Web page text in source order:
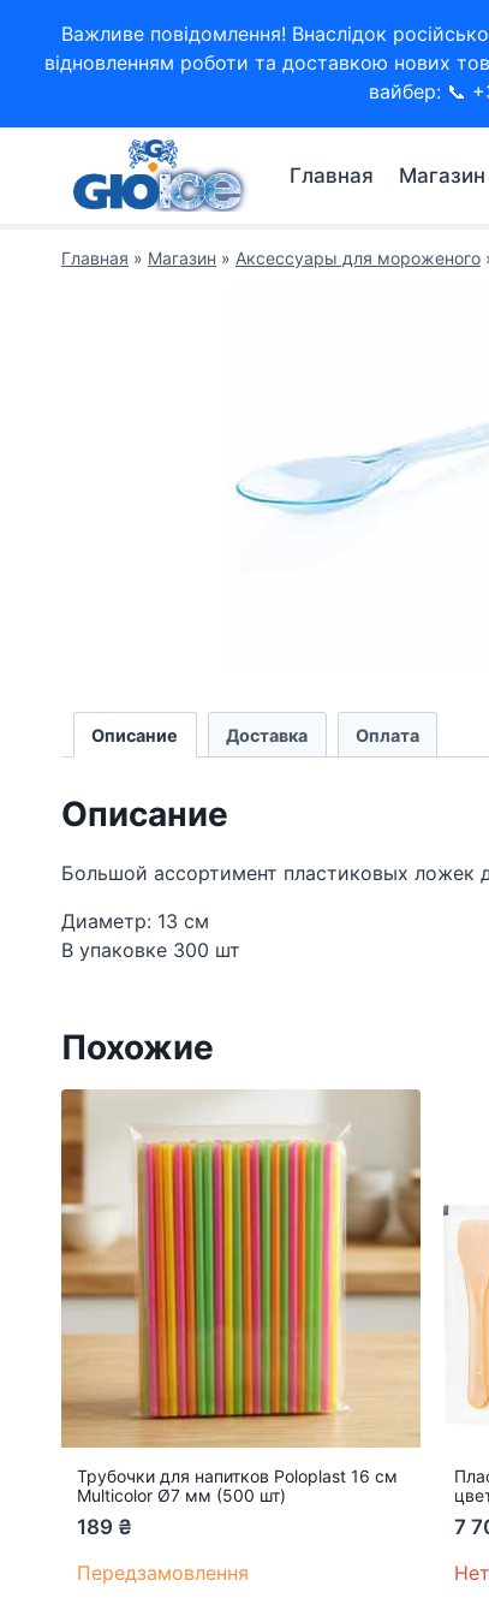
содержимому
Важливе повідомлення! Внаслідок
відновленням роботи та доставкою нових
вайбер: 📞
Главная Магазин
Главная » Магазин » Аксессуары для мороженого
Описание Доставка Оплата
Описание
Большой ассортимент пластиковых ложек
Диаметр: 13 см
В упаковке 300 шт
Похожие
Трубочки для напитков Poloplast 16 см
Multicolor Ø7 мм (500 шт)
189 ₴
Передзамовлення
7